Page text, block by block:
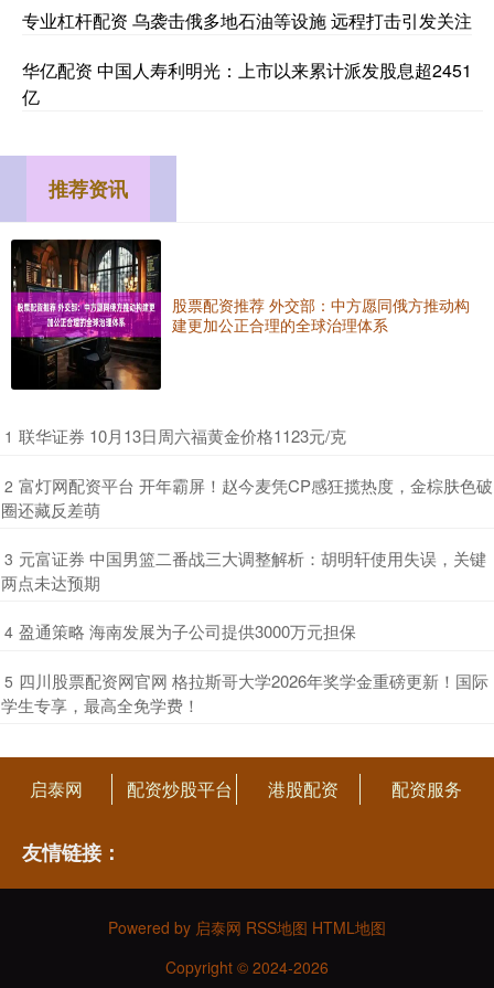
专业杠杆配资 乌袭击俄多地石油等设施 远程打击引发关注
华亿配资 中国人寿利明光：上市以来累计派发股息超2451
亿
推荐资讯
股票配资推荐 外交部：中方愿同俄方推动构
建更加公正合理的全球治理体系
1 ​联华证券 10月13日周六福黄金价格1123元/克
2 ​富灯网配资平台 开年霸屏！赵今麦凭CP感狂揽热度，金棕肤色破
圈还藏反差萌
3 ​元富证券 中国男篮二番战三大调整解析：胡明轩使用失误，关键
两点未达预期
4 ​盈通策略 海南发展为子公司提供3000万元担保
5 ​四川股票配资网官网 格拉斯哥大学2026年奖学金重磅更新！国际
学生专享，最高全免学费！
启泰网 配资炒股平台 港股配资 配资服务
友情链接：
Powered by 启泰网 RSS地图 HTML地图
Copyright © 2024-2026